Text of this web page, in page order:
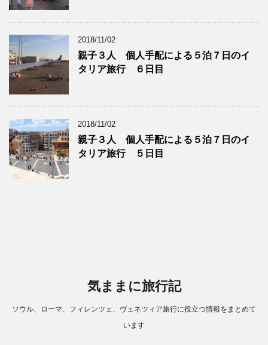
2018/11/02
親子３人 個人手配による５泊７日のイ
タリア旅行 ６日目
2018/11/02
親子３人 個人手配による５泊７日のイ
タリア旅行 ５日目
気ままに旅行記
ソウル、ローマ、フィレンツェ、ヴェネツィア旅行に役立つ情報をまとめて
います